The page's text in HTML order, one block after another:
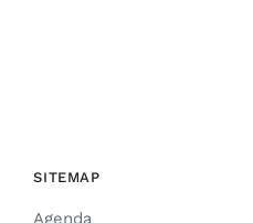
SITEMAP
Agenda